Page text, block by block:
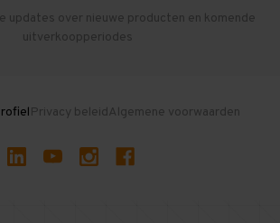
updates over nieuwe producten en komende
uitverkoopperiodes
Privacy beleidAlgemene voorwaarden